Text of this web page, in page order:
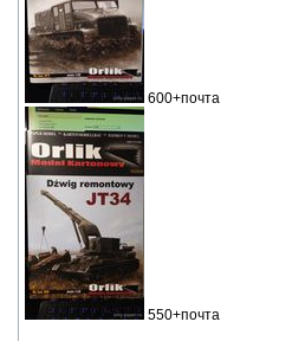
600+почта
550+почта